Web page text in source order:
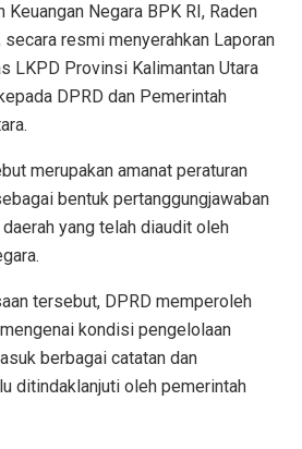
Negara BPK RI, Raden
secara resmi menyerahkan Laporan
LKPD Provinsi Kalimantan Utara
DPRD dan Pemerintah
merupakan amanat peraturan
bentuk pertanggungjawaban
yang telah diaudit oleh
tersebut, DPRD memperoleh
kondisi pengelolaan
berbagai catatan dan
ditindaklanjuti oleh pemerintah